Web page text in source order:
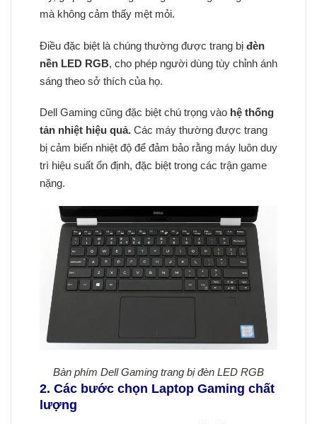
mà không cảm thấy mệt mỏi.
Điều đặc biệt là chúng thường được trang bị đèn
nền LED RGB, cho phép người dùng tùy chỉnh ánh
sáng theo sở thích của họ.
Dell Gaming cũng đặc biệt chú trọng vào hệ thống
tản nhiệt hiệu quả. Các máy thường được trang
bị cảm biến nhiệt độ để đảm bảo rằng máy luôn duy
trì hiệu suất ổn định, đặc biệt trong các trận game
nặng.
Bàn phím Dell Gaming trang bị đèn LED RGB
2. Các bước chọn Laptop Gaming chất
lượng